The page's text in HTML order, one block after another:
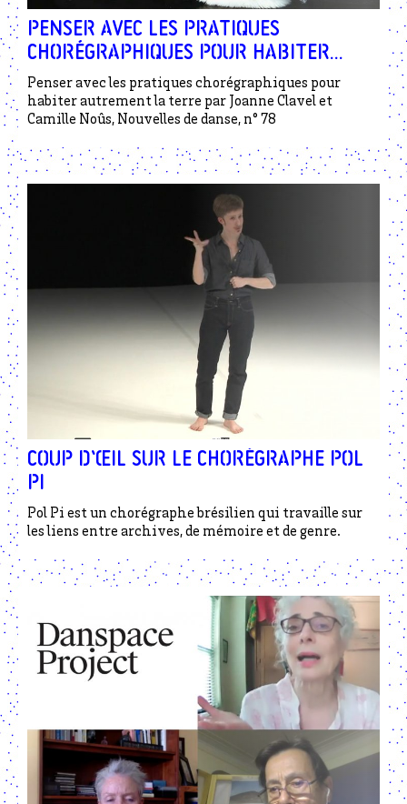
Penser avec les pratiques
chorégraphiques pour habiter
autrement la terre par Joanne
Clavel et Camille Noûs
Penser avec les pratiques chorégraphiques pour
habiter autrement la terre par Joanne Clavel et
Camille Noûs, Nouvelles de danse, n° 78
Coup d’œil sur le chorégraphe Pol
Pi
Pol Pi est un chorégraphe brésilien qui travaille sur
les liens entre archives, de mémoire et de genre.